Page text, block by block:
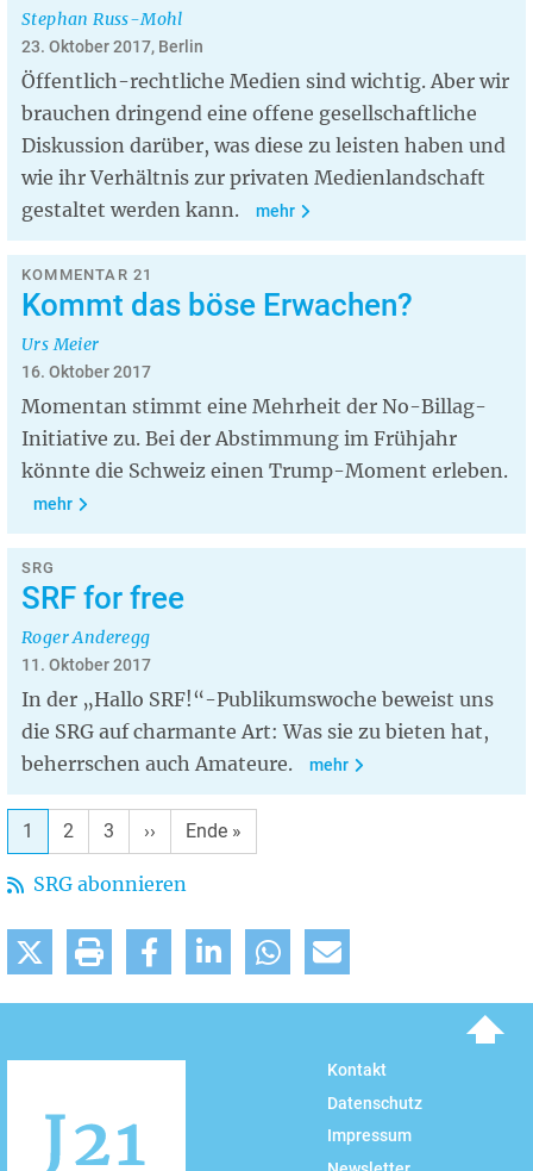
Stephan Russ-Mohl
23. Oktober 2017, Berlin
Öffentlich-rechtliche Medien sind wichtig. Aber wir
brauchen dringend eine offene gesellschaftliche
Diskussion darüber, was diese zu leisten haben und
wie ihr Verhältnis zur privaten Medienlandschaft
gestaltet werden kann.
mehr
KOMMENTAR 21
Kommt das böse Erwachen?
Urs Meier
16. Oktober 2017
Momentan stimmt eine Mehrheit der No-Billag-
Initiative zu. Bei der Abstimmung im Frühjahr
könnte die Schweiz einen Trump-Moment erleben.
mehr
SRG
SRF for free
Roger Anderegg
11. Oktober 2017
In der „Hallo SRF!“-Publikumswoche beweist uns
die SRG auf charmante Art: Was sie zu bieten hat,
beherrschen auch Amateure.
mehr
1 2 3
Nächste
Seite
››
Letzte
Seite
Ende »
SRG abonnieren
Kontakt
Datenschutz
Impressum